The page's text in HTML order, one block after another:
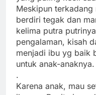
Meskipun
berdiri tegak dan
kelima putra
pengalaman, kisah
menjadi ibu yg baik
untuk anak-anaknya.
.
Karena anak, mau